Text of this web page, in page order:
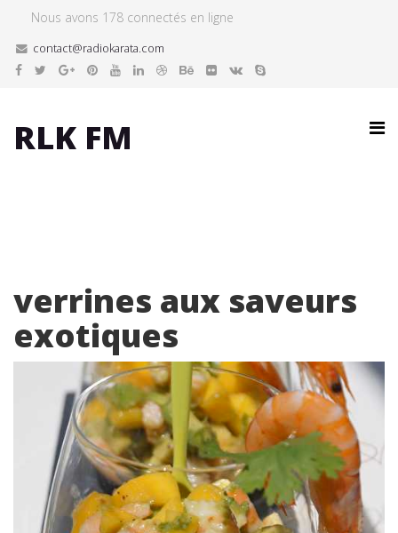
Nous avons 178 connectés en ligne
contact@radiokarata.com
RLK FM
verrines aux saveurs
exotiques